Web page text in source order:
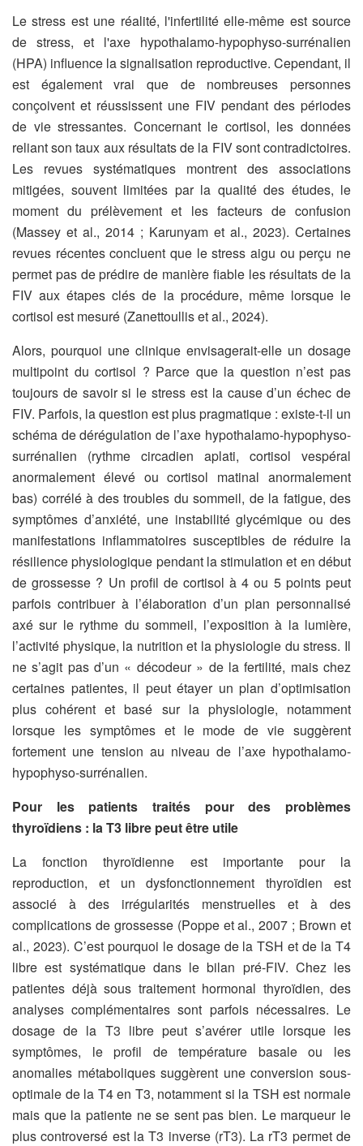
Le stress est une réalité, l'infertilité elle-même est source
de stress, et l'axe hypothalamo-hypophyso-surrénalien
(HPA) influence la signalisation reproductive. Cependant, il
est également vrai que de nombreuses personnes
conçoivent et réussissent une FIV pendant des périodes
de vie stressantes. Concernant le cortisol, les données
reliant son taux aux résultats de la FIV sont contradictoires.
Les revues systématiques montrent des associations
mitigées, souvent limitées par la qualité des études, le
moment du prélèvement et les facteurs de confusion
(Massey et al., 2014 ; Karunyam et al., 2023). Certaines
revues récentes concluent que le stress aigu ou perçu ne
permet pas de prédire de manière fiable les résultats de la
FIV aux étapes clés de la procédure, même lorsque le
cortisol est mesuré (Zanettoullis et al., 2024).
Alors, pourquoi une clinique envisagerait-elle un dosage
multipoint du cortisol ? Parce que la question n’est pas
toujours de savoir si le stress est la cause d’un échec de
FIV. Parfois, la question est plus pragmatique : existe-t-il un
schéma de dérégulation de l’axe hypothalamo-hypophyso-
surrénalien (rythme circadien aplati, cortisol vespéral
anormalement élevé ou cortisol matinal anormalement
bas) corrélé à des troubles du sommeil, de la fatigue, des
symptômes d’anxiété, une instabilité glycémique ou des
manifestations inflammatoires susceptibles de réduire la
résilience physiologique pendant la stimulation et en début
de grossesse ? Un profil de cortisol à 4 ou 5 points peut
parfois contribuer à l’élaboration d’un plan personnalisé
axé sur le rythme du sommeil, l’exposition à la lumière,
l’activité physique, la nutrition et la physiologie du stress. Il
ne s’agit pas d’un « décodeur » de la fertilité, mais chez
certaines patientes, il peut étayer un plan d’optimisation
plus cohérent et basé sur la physiologie, notamment
lorsque les symptômes et le mode de vie suggèrent
fortement une tension au niveau de l’axe hypothalamo-
hypophyso-surrénalien.
Pour les patients traités pour des problèmes
thyroïdiens : la T3 libre peut être utile
La fonction thyroïdienne est importante pour la
reproduction, et un dysfonctionnement thyroïdien est
associé à des irrégularités menstruelles et à des
complications de grossesse (Poppe et al., 2007 ; Brown et
al., 2023). C’est pourquoi le dosage de la TSH et de la T4
libre est systématique dans le bilan pré-FIV. Chez les
patientes déjà sous traitement hormonal thyroïdien, des
analyses complémentaires sont parfois nécessaires. Le
dosage de la T3 libre peut s’avérer utile lorsque les
symptômes, le profil de température basale ou les
anomalies métaboliques suggèrent une conversion sous-
optimale de la T4 en T3, notamment si la TSH est normale
mais que la patiente ne se sent pas bien. Le marqueur le
plus controversé est la T3 inverse (rT3). La rT3 permet de